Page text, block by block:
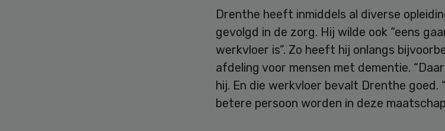
Drenthe heeft inmiddels al diverse
gevolgd in de zorg. Hij wilde ook “eens
werkvloer is”. Zo heeft hij onlangs
afdeling voor mensen met dementie.
hij. En die werkvloer bevalt Drenthe goed.
betere persoon worden in deze